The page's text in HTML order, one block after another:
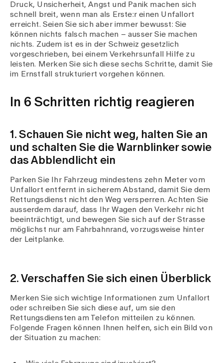
Zuweisende
Events
Über uns
Jobs & Karriere
Kontakt
Babygalerie
Blog
Medien
Publikationen
Druck, Unsicherheit, Angst und Panik machen sich
schnell breit, wenn man als Erste:r einen Unfallort
erreicht. Seien Sie sich aber immer bewusst: Sie
können nichts falsch machen – ausser Sie machen
nichts. Zudem ist es in der Schweiz gesetzlich
vorgeschrieben, bei einem Verkehrsunfall Hilfe zu
leisten. Merken Sie sich diese sechs Schritte, damit Sie
im Ernstfall strukturiert vorgehen können.
In 6 Schritten richtig reagieren
1. Schauen Sie nicht weg, halten Sie an
und schalten Sie die Warnblinker sowie
das Abblendlicht ein
Parken Sie Ihr Fahrzeug mindestens zehn Meter vom
Unfallort entfernt in sicherem Abstand, damit Sie dem
Rettungsdienst nicht den Weg versperren. Achten Sie
ausserdem darauf, dass Ihr Wagen den Verkehr nicht
beeinträchtigt, und bewegen Sie sich auf der Strasse
möglichst nur am Fahrbahnrand, vorzugsweise hinter
der Leitplanke.
2. Verschaffen Sie sich einen Überblick
Merken Sie sich wichtige Informationen zum Unfallort
oder schreiben Sie sich diese auf, um sie den
Rettungsdiensten am Telefon mitteilen zu können.
Folgende Fragen können Ihnen helfen, sich ein Bild von
der Situation zu machen: